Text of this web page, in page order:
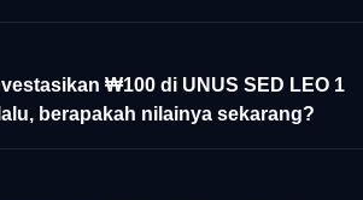
₩100 di UNUS SED LEO 1
berapakah nilainya sekarang?